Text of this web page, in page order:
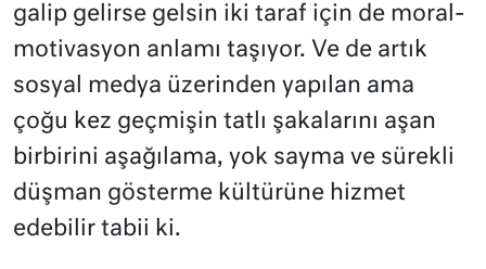
galip gelirse gelsin iki taraf için de moral-
motivasyon anlamı taşıyor. Ve de artık
sosyal medya üzerinden yapılan ama
çoğu kez geçmişin tatlı şakalarını aşan
birbirini aşağılama, yok sayma ve sürekli
düşman gösterme kültürüne hizmet
edebilir tabii ki.